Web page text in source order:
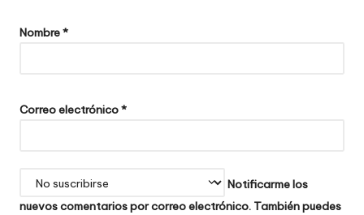
Nombre*
Correo electrónico*
Notificarme los
nuevos comentarios por correo electrónico. También puedes